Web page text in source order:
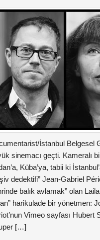
İstanbul Belgesel
sinemacı geçti. Kameralı
Küba’ya, tabii ki
dedektifi” Jean-Gabriel
balık avlamak” olan
harikulade bir yönetmen:
Vimeo sayfası
[…]